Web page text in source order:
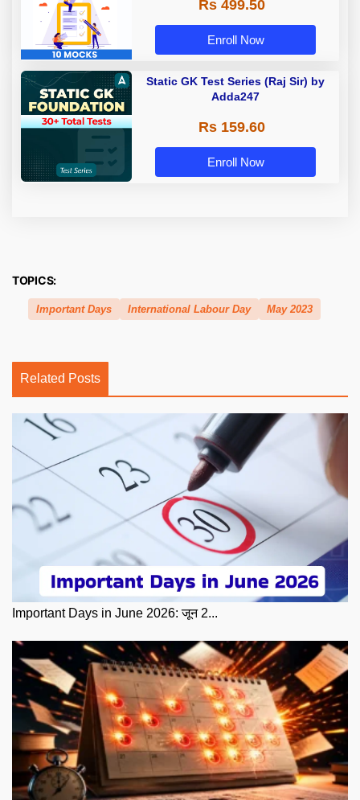
Rs 499.50
Enroll Now
Static GK Test Series (Raj Sir) by
Adda247
Rs 159.60
Enroll Now
TOPICS:
Important Days International Labour Day May 2023
Related Posts
Important Days in June 2026: जून 2...